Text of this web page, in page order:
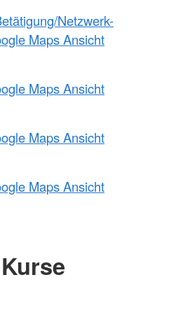
Netzwerk-
Maps Ansicht
Maps Ansicht
Maps Ansicht
Maps Ansicht
Kurse